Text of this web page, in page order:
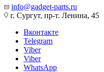
info@gadget-parts.ru
г. Сургут, пр-т. Ленина, 45
Вконтакте
Telegram
Viber
Viber
WhatsApp